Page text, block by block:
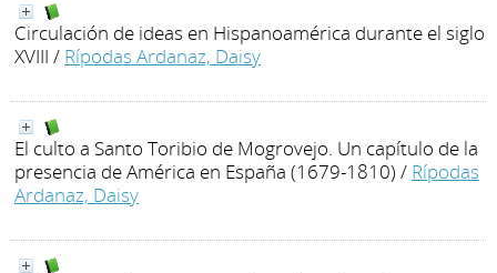
Circulación de ideas en Hispanoamérica durante el siglo
XVIII / Rípodas Ardanaz, Daisy
El culto a Santo Toribio de Mogrovejo. Un capítulo de la
presencia de América en España (1679-1810) / Rípodas
Ardanaz, Daisy